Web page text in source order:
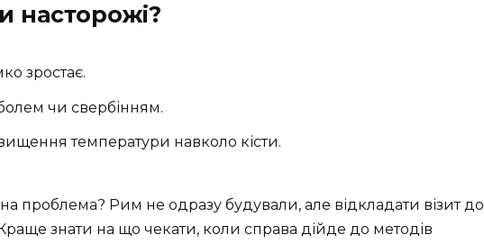
насторожі?
зростає.
чи свербінням.
температури навколо кісти.
проблема? Рим не одразу будували, але відкладати візит до
знати на що чекати, коли справа дійде до методів